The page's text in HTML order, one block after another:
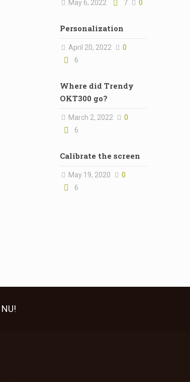
May 6, 2022 0
7
Personalization
April 20, 2022
0
6
Where did Trendy
OKT300 go?
March 2, 2022
0
6
Calibrate the screen
May 19, 2020
0
6